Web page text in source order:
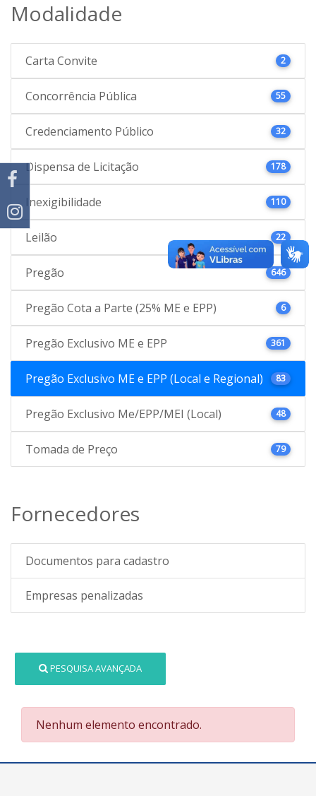
Modalidade
Carta Convite 2
Concorrência Pública 55
Credenciamento Público 32
Dispensa de Licitação 178
Inexigibilidade 110
Leilão 22
Pregão 646
Pregão Cota a Parte (25% ME e EPP) 6
Pregão Exclusivo ME e EPP 361
Pregão Exclusivo ME e EPP (Local e Regional) 83
Pregão Exclusivo Me/EPP/MEI (Local) 48
Tomada de Preço 79
Fornecedores
Documentos para cadastro
Empresas penalizadas
PESQUISA AVANÇADA
Nenhum elemento encontrado.